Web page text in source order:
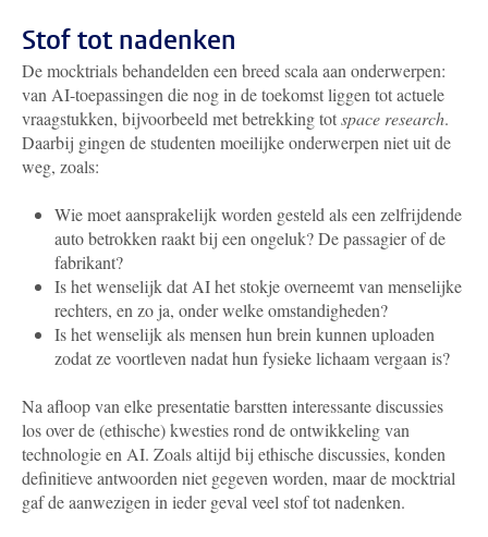
Stof tot nadenken
De mocktrials behandelden een breed scala aan onderwerpen:
van AI-toepassingen die nog in de toekomst liggen tot actuele
vraagstukken, bijvoorbeeld met betrekking totspace research.
Daarbij gingen de studenten moeilijke onderwerpen niet uit de
weg, zoals:
Wie moet aansprakelijk worden gesteld als een zelfrijdende
auto betrokken raakt bij een ongeluk? De passagier of de
fabrikant?
Is het wenselijk dat AI het stokje overneemt van menselijke
rechters, en zo ja, onder welke omstandigheden?
Is het wenselijk als mensen hun brein kunnen uploaden
zodat ze voortleven nadat hun fysieke lichaam vergaan is?
Na afloop van elke presentatie barstten interessante discussies
los over de (ethische) kwesties rond de ontwikkeling van
technologie en AI. Zoals altijd bij ethische discussies, konden
definitieve antwoorden niet gegeven worden, maar de mocktrial
gaf de aanwezigen in ieder geval veel stof tot nadenken.